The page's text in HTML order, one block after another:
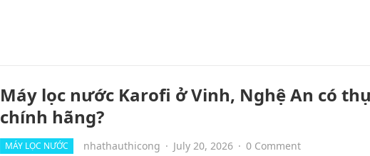
Máy lọc nước Karofi ở Vinh, Nghệ An có
chính hãng?
MÁY LỌC NƯỚC nhathauthicong · July 20, 2026 · 0 Comment